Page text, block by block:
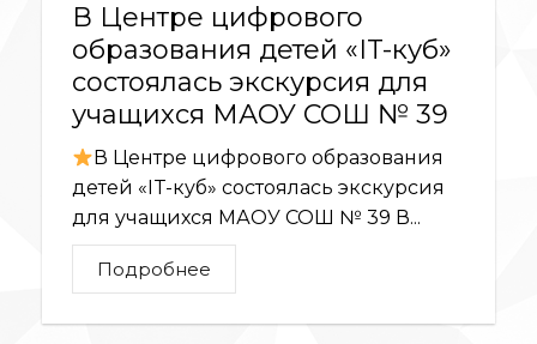
В Центре цифрового
образования детей «IT-куб»
состоялась экскурсия для
учащихся МАОУ СОШ № 39
В Центре цифрового образования
детей «IT-куб» состоялась экскурсия
для учащихся МАОУ СОШ № 39 В...
Подробнее